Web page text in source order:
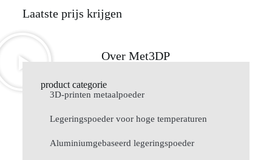
Laatste prijs krijgen
Over Met3DP
product categorie
3D-printen metaalpoeder
Legeringspoeder voor hoge temperaturen
Aluminiumgebaseerd legeringspoeder